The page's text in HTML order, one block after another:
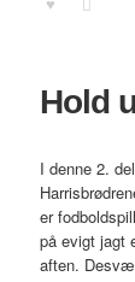
Hold
I denne 2.
er
på evigt jagt
aften.